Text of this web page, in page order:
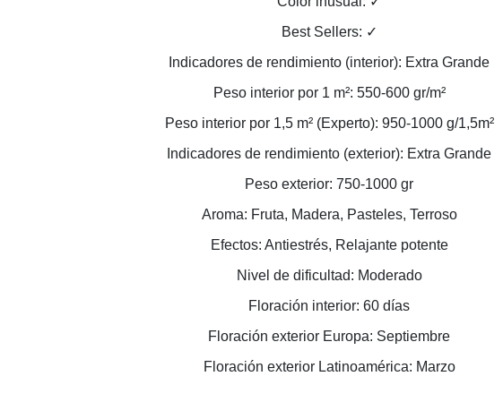
Best Sellers: ✓
Indicadores de rendimiento (interior): Extra Grande
Peso interior por 1 m²: 550-600 gr/m²
Peso interior por 1,5 m² (Experto): 950-1000 g/1,5m²
Indicadores de rendimiento (exterior): Extra Grande
Peso exterior: 750-1000 gr
Aroma: Fruta, Madera, Pasteles, Terroso
Efectos: Antiestrés, Relajante potente
Nivel de dificultad: Moderado
Floración interior: 60 días
Floración exterior Europa: Septiembre
Floración exterior Latinoamérica: Marzo